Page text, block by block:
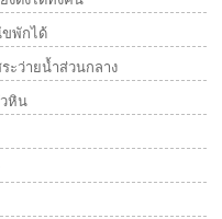
พักได้
ะว่ายน้ำส่วนกลาง
หิน